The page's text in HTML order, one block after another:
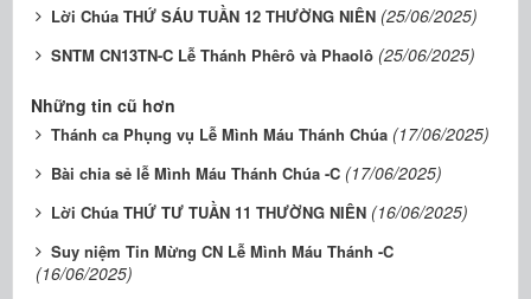
Lời Chúa THỨ SÁU TUẦN 12 THƯỜNG NIÊN (25/06/2025)
SNTM CN13TN-C Lễ Thánh Phêrô và Phaolô (25/06/2025)
Những tin cũ hơn
Thánh ca Phụng vụ Lễ Mình Máu Thánh Chúa (17/06/2025)
Bài chia sẻ lễ Mình Máu Thánh Chúa -C (17/06/2025)
Lời Chúa THỨ TƯ TUẦN 11 THƯỜNG NIÊN (16/06/2025)
Suy niệm Tin Mừng CN Lễ Mình Máu Thánh -C
(16/06/2025)